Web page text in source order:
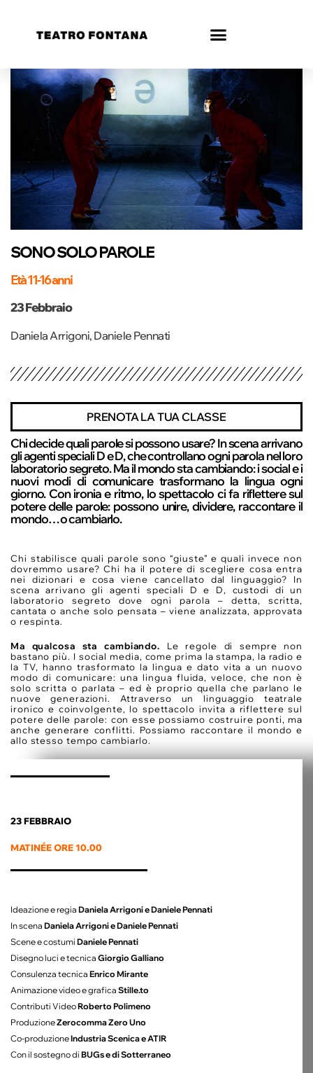
SONO SOLO PAROLE
Età 11-16 anni
23 Febbraio
Daniela Arrigoni, Daniele Pennati
PRENOTA LA TUA CLASSE
Chi decide quali parole si possono usare? In scena arrivano
gli agenti speciali D e D, che controllano ogni parola nel loro
laboratorio segreto. Ma il mondo sta cambiando: i social e i
nuovi modi di comunicare trasformano la lingua ogni
giorno. Con ironia e ritmo, lo spettacolo ci fa riflettere sul
potere delle parole: possono unire, dividere, raccontare il
mondo… o cambiarlo.
Chi stabilisce quali parole sono “giuste” e quali invece non
dovremmo usare? Chi ha il potere di scegliere cosa entra
nei dizionari e cosa viene cancellato dal linguaggio? In
scena arrivano gli agenti speciali D e D, custodi di un
laboratorio segreto dove ogni parola – detta, scritta,
cantata o anche solo pensata – viene analizzata, approvata
o respinta.
Ma qualcosa sta cambiando. Le regole di sempre non
bastano più. I social media, come prima la stampa, la radio e
la TV, hanno trasformato la lingua e dato vita a un nuovo
modo di comunicare: una lingua fluida, veloce, che non è
solo scritta o parlata – ed è proprio quella che parlano le
nuove generazioni. Attraverso un linguaggio teatrale
ironico e coinvolgente, lo spettacolo invita a riflettere sul
potere delle parole: con esse possiamo costruire ponti, ma
anche generare conflitti. Possiamo raccontare il mondo e
allo stesso tempo cambiarlo.
23 FEBBRAIO
MATINÉE ORE 10.00
Ideazione e regia Daniela Arrigoni e Daniele Pennati
In scena Daniela Arrigoni e Daniele Pennati
Scene e costumi Daniele Pennati
Disegno luci e tecnica Giorgio Galliano
Consulenza tecnica Enrico Mirante
Animazione video e grafica Stille.to
Contributi VideoRoberto Polimeno
ProduzioneZerocomma Zero Uno
Co-produzioneIndustria Scenica e ATIR
Con il sostegno di BUGs e di Sotterraneo